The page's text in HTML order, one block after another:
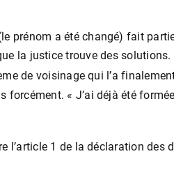
prénom a été changé) fait
la justice trouve des
de voisinage qui l’a
« J’ai déjà été
1 de la déclaration des